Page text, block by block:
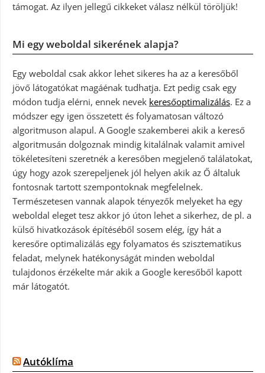
támogat. Az ilyen jellegű cikkeket válasz nélkül töröljük!
Mi egy weboldal sikerének alapja?
Egy weboldal csak akkor lehet sikeres ha az a keresőből
jövő látogatókat magáénak tudhatja. Ezt pedig csak egy
módon tudja elérni, ennek nevek keresőoptimalizálás. Ez a
módszer egy igen összetett és folyamatosan változó
algoritmuson alapul. A Google szakemberei akik a kereső
algoritmusán dolgoznak mindig kitalálnak valamit amivel
tökéletesíteni szeretnék a keresőben megjelenő találatokat,
úgy hogy azok szerepeljenek jól helyen akik az Ő általuk
fontosnak tartott szempontoknak megfelelnek.
Természetesen vannak alapok tényezők melyeket ha egy
weboldal eleget tesz akkor jó úton lehet a sikerhez, de pl. a
külső hivatkozások építéséből sosem elég, így hát a
keresőre optimalizálás egy folyamatos és szisztematikus
feladat, melynek hatékonyságát minden weboldal
tulajdonos érzékelte már akik a Google keresőből kapott
már látogatót.
Autóklíma